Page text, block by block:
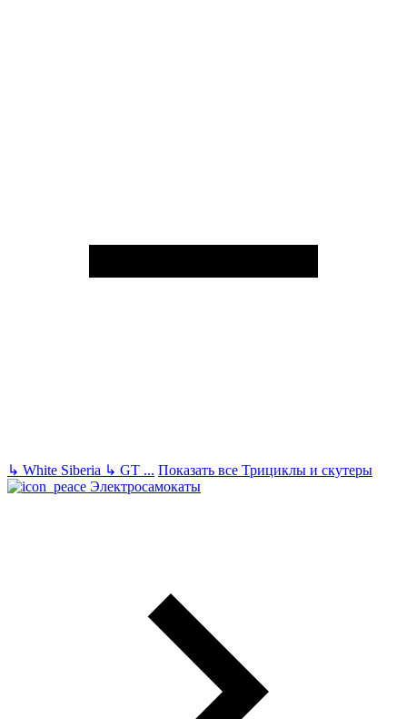
↳ White Siberia ↳ GT ... Показать все Трициклы и скутеры
Электросамокаты